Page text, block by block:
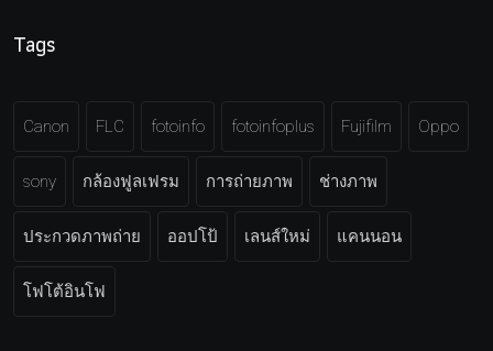
Tags
Canon FLC fotoinfo fotoinfoplus Fujifilm Oppo
sony กล้องฟูลเฟรม การถ่ายภาพ ช่างภาพ
ประกวดภาพถ่าย ออปโป้ เลนส์ใหม่ แคนนอน
โฟโต้อินโฟ